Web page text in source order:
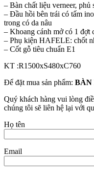
– Bàn chất liệu verneer, phủ
– Đầu hồi bên trái có tấm
trong có da nâu
– Khoang cánh mở có 1 đợt
– Phụ kiện HAFELE: chốt
– Cốt gỗ tiêu chuẩn E1
KT :R1500xS480xC760
Để đặt mua sản phẩm: BÀN
Quý khách hàng vui lòng
chúng tôi sẽ liên hệ lại với
Họ tên
Email